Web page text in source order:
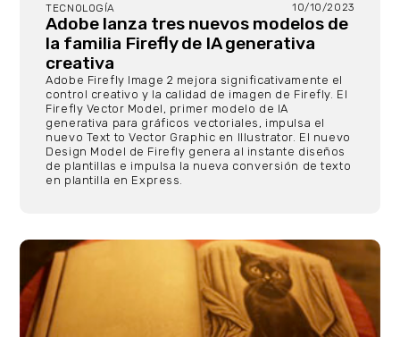
TECNOLOGÍA 10/10/2023
Adobe lanza tres nuevos modelos de
la familia Firefly de IA generativa
creativa
Adobe Firefly Image 2 mejora significativamente el
control creativo y la calidad de imagen de Firefly. El
Firefly Vector Model, primer modelo de IA
generativa para gráficos vectoriales, impulsa el
nuevo Text to Vector Graphic en Illustrator. El nuevo
Design Model de Firefly genera al instante diseños
de plantillas e impulsa la nueva conversión de texto
en plantilla en Express.